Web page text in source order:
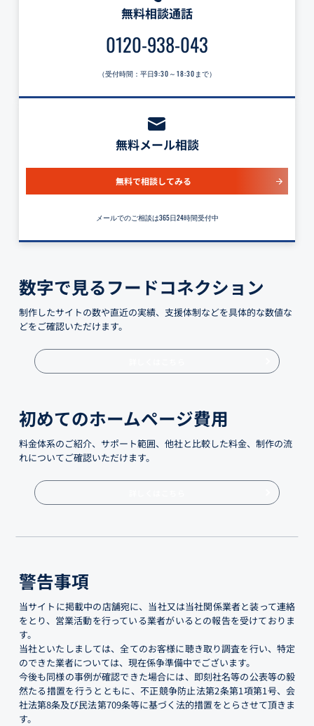
無料相談通話
0120-938-043
（受付時間：平日9:30～18:30 まで）
無料メール相談
無料で相談してみる
メールでのご相談は365日24時間受付中
数字で見るフードコネクション
制作したサイトの数や直近の実績、支援体制などを具体的な数値な
どをご確認いただけます。
初めてのホームページ費用
料金体系のご紹介、サポート範囲、他社と比較した料金、制作の流
れについてご確認いただけます。
警告事項
当サイトに掲載中の店舗宛に、当社又は当社関係業者と装って連絡
をとり、営業活動を行っている業者がいるとの報告を受けておりま
す。
当社といたしましては、全てのお客様に聴き取り調査を行い、特定
のできた業者については、現在係争準備中でございます。
今後も同様の事例が確認できた場合には、即刻社名等の公表等の毅
然たる措置を行うとともに、不正競争防止法第2条第1項第1号、会
社法第8条及び民法第709条等に基づく法的措置をとらさせて頂きま
す。